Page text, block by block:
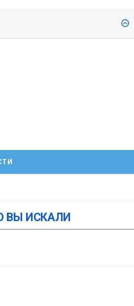
ВЫ ИСКАЛИ